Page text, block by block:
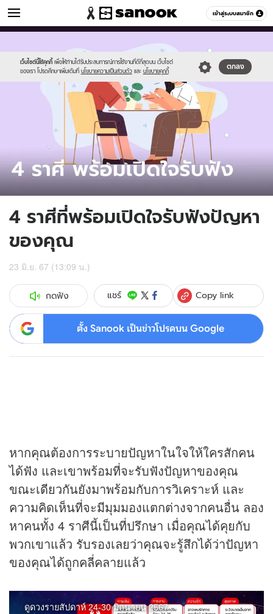
เข้าสู่ระบบสมาชิก
ดูดวง หมวดอื่นๆ
เว็บไซต์นี้ใช้คุกกี้ เพื่อให้ท่านได้รับประสบการณ์การใช้งานที่ดีที่สุดบน เว็บไซต์
ของเรา โปรดศึกษาเพิ่มเติมที่ นโยบายความเป็นส่วนตัว และ นโยบายคุกกี้
ตกลง
new-
sanook.png
20.jpg
4 ราศีที่พร้อมเปิดใจรับฟังปัญหา
ของคุณ
23 มิ.ย. 67 (13:09 น.)
กดฟัง แชร์ Copy link
ตั้ง Sanook เป็นข่าวโปรดบน Google
หากคุณต้องการระบายปัญหาในใจให้ใครสักคน
ได้ฟัง และเขาพร้อมที่จะรับฟังปัญหาของคุณ
ขณะเดียวกันยังมาพร้อมกับการวิเคราะห์ และ
ความคิดเห็นที่จะมีมุมมองแตกต่างจากคนอื่น ลอง
หาคนทั้ง 4 ราศีนี้เป็นที่ปรึกษา เมื่อคุณได้คุยกับ
พวกเขาแล้ว รับรองเลยว่าคุณจะรู้สึกได้ว่าปัญหา
ของคุณได้ถูกคลี่คลายแล้ว